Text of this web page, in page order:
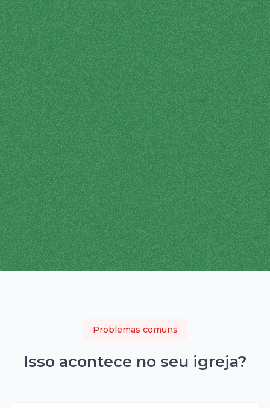
Problemas comuns
Isso acontece no seu igreja?